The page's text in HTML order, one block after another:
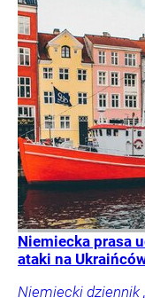
Niemiecka prasa
ataki na
Niemiecki dziennik